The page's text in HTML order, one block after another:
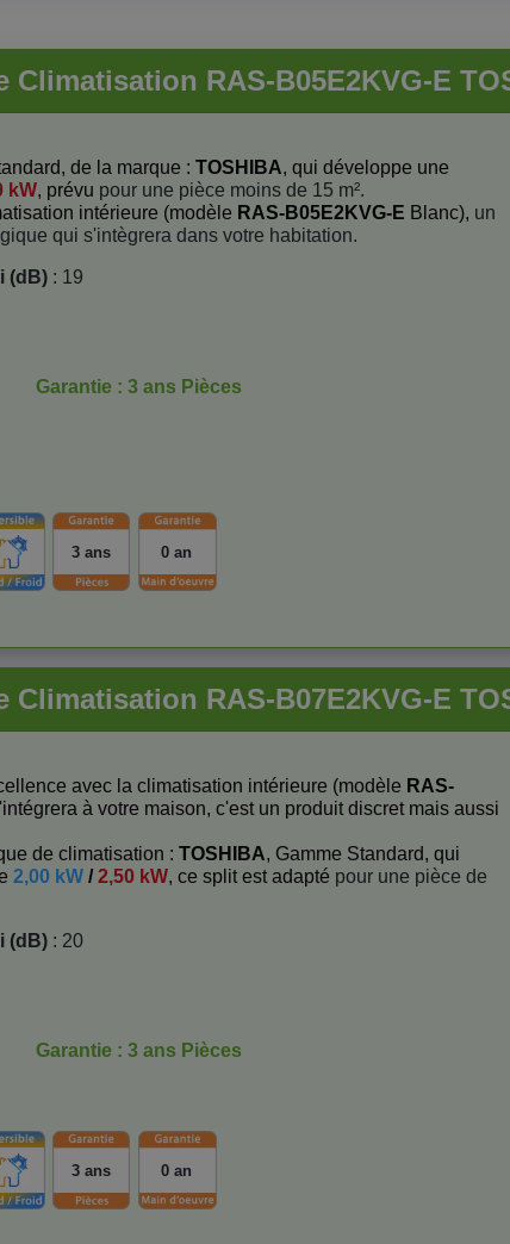
Climatisation RAS-B05E2KVG-E
de la marque : TOSHIBA, qui développe une
kW, prévu pour une pièce moins de 15 m².
intérieure (modèle RAS-B05E2KVG-E Blanc), un
qui s'intègrera dans votre habitation.
(dB) : 19
Garantie : 3 ans Pièces
3 ans 0 an
Climatisation RAS-B07E2KVG-E
avec la climatisation intérieure (modèle RAS-
à votre maison, c'est un produit discret mais aussi
de climatisation : TOSHIBA, Gamme Standard, qui
2,00 kW /2,50 kW, ce split est adapté pour une pièce de
(dB) : 20
Garantie : 3 ans Pièces
3 ans 0 an